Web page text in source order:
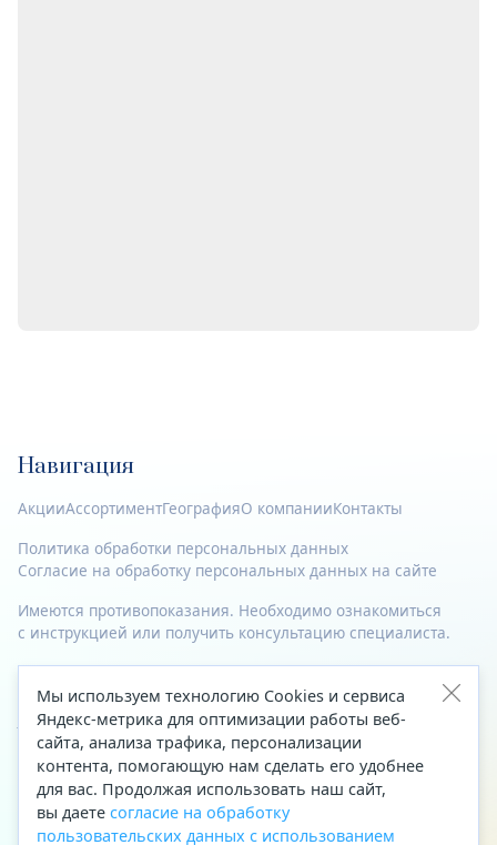
Навигация
АкцииАссортиментГеографияО компанииКонтакты
Политика обработки персональных данных
Согласие на обработку персональных данных на сайте
Имеются противопоказания. Необходимо ознакомиться
с инструкцией или получить консультацию специалиста.
© 2023—2026 Все права защищены.
Адрес
Архангельск, ул. Папанина, д. 19 (вход в здание со стороны
автоцентра «Тойота»)
Приемная Генерального директора
Мы используем технологию Cookies и сервиса
Яндекс-метрика для оптимизации работы веб-
сайта, анализа трафика, персонализации
контента, помогающую нам сделать его удобнее
для вас. Продолжая использовать наш сайт,
вы даете согласие на обработку
пользовательских данных с использованием